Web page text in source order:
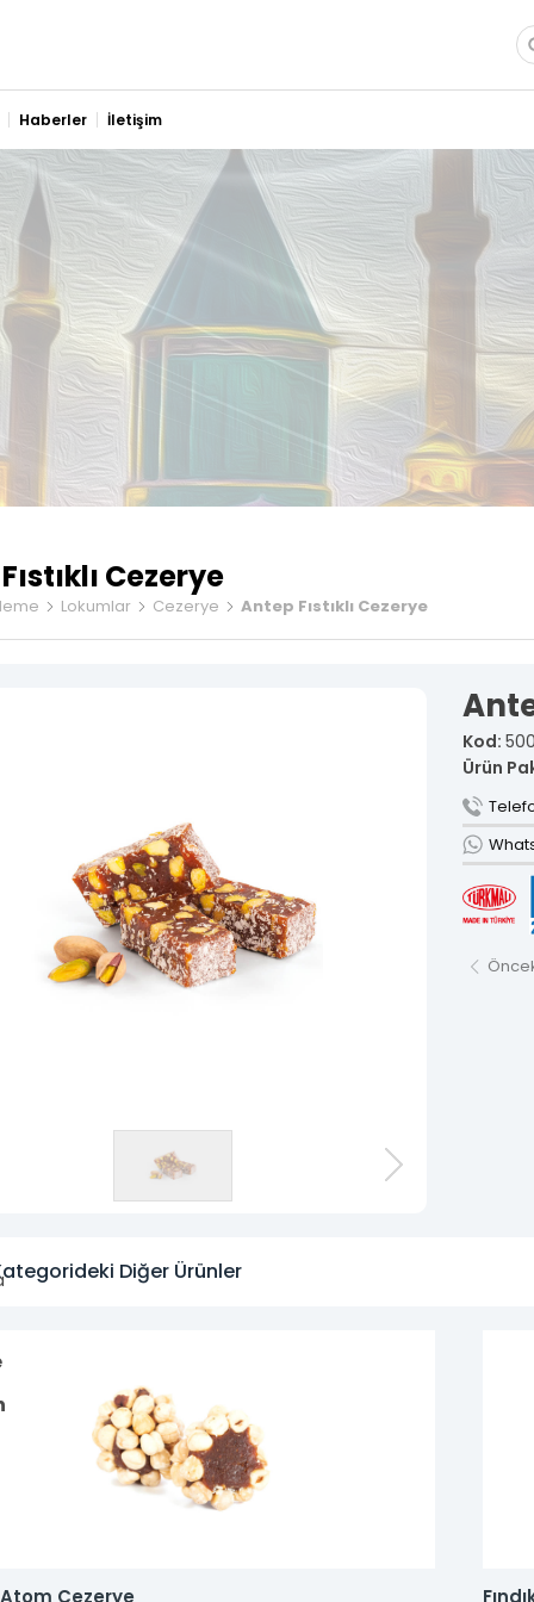
Meyveli
Sarma
Cezerye >
Serit
Sucuk
Vakum
Tekli
Haberler İletişim
Şekeri Hakkında
Sekeri
Sekeri
Cezerye
Lokumlar Cezerye Antep Fıstıklı Cezerye
Kod:
Ürün
Diğer Ürünler
Atom Cezerye